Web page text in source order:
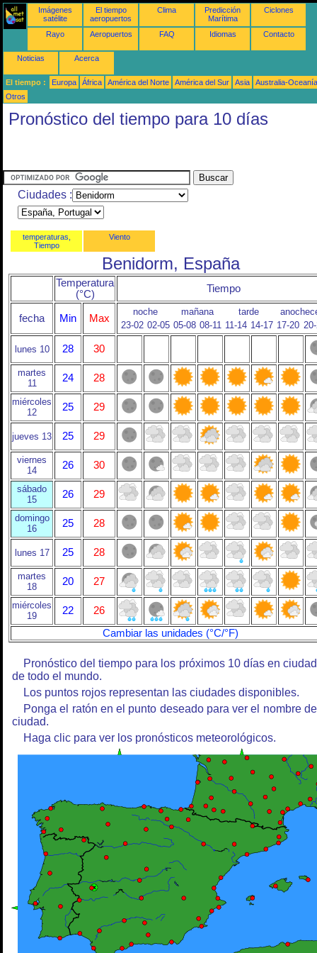
Imágenes
satélite
El tiempo
aeropuertos
Clima
Predicción
Marítima
Ciclones
Rayo Aeropuertos FAQ Idiomas Contacto
Noticias Acerca
El tiempo : Europa África América del Norte América del Sur Asia
Australia-Oceanía
Otros
Pronóstico del tiempo para 10 días
Ciudades :
temperaturas,
Tiempo
Viento
Benidorm, España
Temperatura
(°C)
Tiempo
fecha Min Max
noche mañana tarde
23-02 02-05 05-08 08-11 11-14 14-17 17-20
lunes 10 28 30
martes
11
24 28
miércoles
12
25 29
jueves 13 25 29
viernes
14
26 30
sábado
15
26 29
domingo
16
25 28
lunes 17 25 28
martes
18
20 27
miércoles
19
22
26
Cambiar las unidades (°C/°F)
Pronóstico del tiempo para los próximos 10 días en
de todo el mundo.
Los puntos rojos representan las ciudades disponibles.
Ponga el ratón en el punto deseado para ver el nombre
ciudad.
Haga clic para ver los pronósticos meteorológicos.